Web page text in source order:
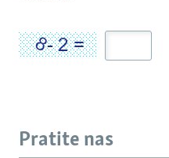
Pratite nas